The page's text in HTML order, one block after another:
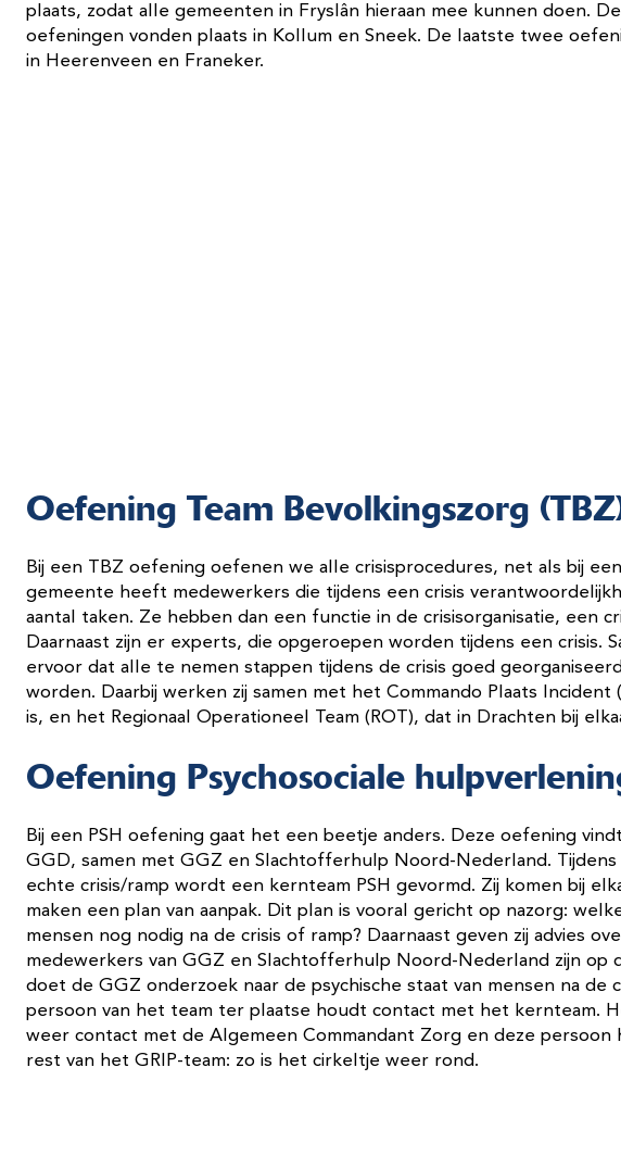
plaats, zodat alle gemeenten in Fryslân hieraan mee kunnen doen.
oefeningen vonden plaats in Kollum en Sneek. De laatste twee
in Heerenveen en Franeker.
Oefening Team Bevolkingszorg
Bij een TBZ oefening oefenen we alle crisisprocedures, net als bij
gemeente heeft medewerkers die tijdens een crisis
aantal taken. Ze hebben dan een functie in de crisisorganisatie, een
Daarnaast zijn er experts, die opgeroepen worden tijdens een crisis.
ervoor dat alle te nemen stappen tijdens de crisis goed
worden. Daarbij werken zij samen met het Commando Plaats Incident
is, en het Regionaal Operationeel Team (ROT), dat in Drachten bij
Oefening Psychosociale
Bij een PSH oefening gaat het een beetje anders. Deze oefening
GGD, samen met GGZ en Slachtofferhulp Noord-Nederland.
echte crisis/ramp wordt een kernteam PSH gevormd. Zij komen bij
maken een plan van aanpak. Dit plan is vooral gericht op nazorg:
mensen nog nodig na de crisis of ramp? Daarnaast geven zij advies
medewerkers van GGZ en Slachtofferhulp Noord-Nederland zijn op
doet de GGZ onderzoek naar de psychische staat van mensen na de
persoon van het team ter plaatse houdt contact met het kernteam.
weer contact met de Algemeen Commandant Zorg en deze
rest van het GRIP-team: zo is het cirkeltje weer rond.